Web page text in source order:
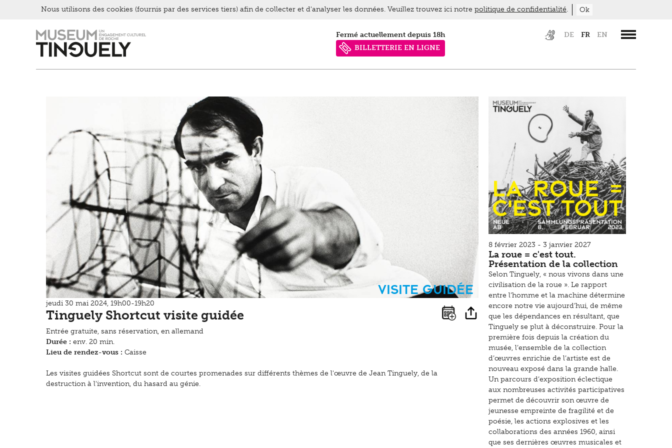
Hauptnavigation
DE FR EN
Fermé actuellement depuis 18h
BILLETTERIE EN LIGNE
Visite guidée
jeudi 30 mai 2024, 19h00-19h20
Tinguely Shortcut visite guidée
Entrée gratuite, sans réservation, en allemand
Durée : env. 20 min.
Lieu de rendez-vous : Caisse
Les visites guidées Shortcut sont de courtes promenades sur différents thèmes de l'œuvre de Jean Tinguely, de la
destruction à l'invention, du hasard au génie.
8 février 2023 - 3 janvier 2027
La roue = c'est tout.
Présentation de la collection
Selon Tinguely, « nous vivons dans une
civilisation de la roue ». Le rapport
entre l’homme et la machine détermine
encore notre vie aujourd’hui, de même
que les dépendances en résultant, que
Tinguely se plut à déconstruire. Pour la
première fois depuis la création du
musée, l’ensemble de la collection
d’œuvres enrichie de l’artiste est de
nouveau exposé dans la grande halle.
Un parcours d’exposition éclectique
aux nombreuses activités participatives
permet de découvrir son œuvre de
jeunesse empreinte de fragilité et de
poésie, les actions explosives et les
collaborations des années 1960, ainsi
que ses dernières œuvres musicales et
Nous utilisons des cookies (fournis par des services tiers) afin de collecter et d'analyser les données. Veuillez trouvez ici notre politique de confidentialité. Ok